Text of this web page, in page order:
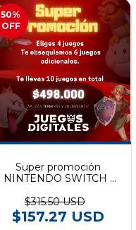
50%
OFF
Super promoción
NINTENDO SWITCH -
$315.50 USD
$157.27 USD